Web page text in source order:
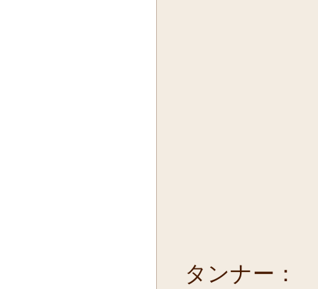
タンナー：